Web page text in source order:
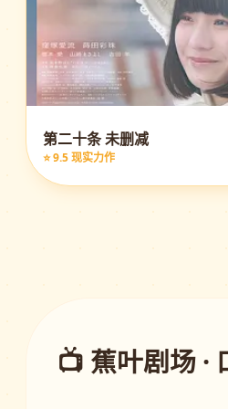
第二十条 未删减
⭐ 9.5 现实力作
📺 蕉叶剧场 ·